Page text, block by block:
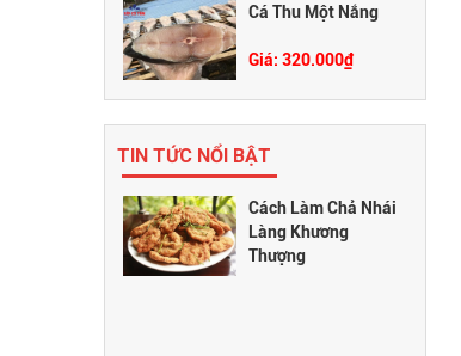
Cá Thu Một Nắng
Giá: 320.000₫
TIN TỨC NỔI BẬT
Cách Làm Chả Nhái
Làng Khương
Thượng